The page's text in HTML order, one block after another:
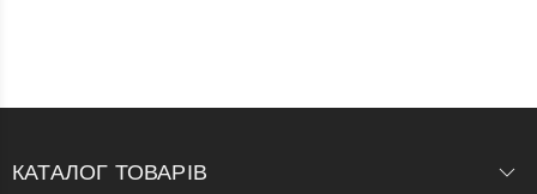
КАТАЛОГ ТОВАРІВ